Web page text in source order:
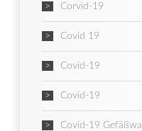
Corvid-19
Covid 19
Covid-19
Covid-19
Covid-19